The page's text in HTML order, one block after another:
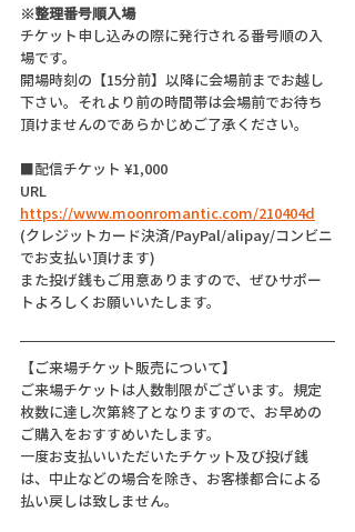
※整理番号順入場
チケット申し込みの際に発行される番号順の入
場です。
開場時刻の【15分前】以降に会場前までお越し
下さい。それより前の時間帯は会場前でお待ち
頂けませんのであらかじめご了承ください。
■配信チケット ¥1,000
URL
https://www.moonromantic.com/210404d
(クレジットカード決済/PayPal/alipay/コンビニ
でお支払い頂けます)
また投げ銭もご用意ありますので、ぜひサポー
トよろしくお願いいたします。
【ご来場チケット販売について】
ご来場チケットは人数制限がございます。規定
枚数に達し次第終了となりますので、お早めの
ご購入をおすすめいたします。
一度お支払いいただいたチケット及び投げ銭
は、中止などの場合を除き、お客様都合による
払い戻しは致しません。